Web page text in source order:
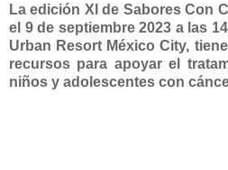
La edición XI de Sabores Con
el 9 de septiembre 2023 a las
Urban Resort México City,
recursos para apoyar el
niños y adolescentes con